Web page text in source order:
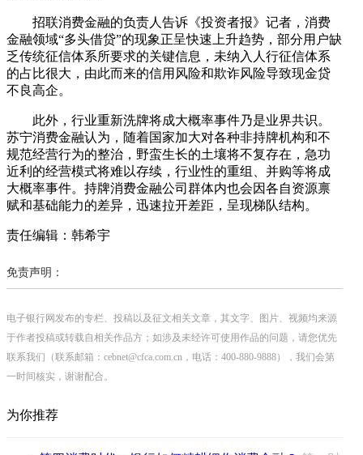
招联消费金融的负责人告诉《投资者报》记者，消费
金融领域“多头借贷”的现象正呈快速上升趋势，部分用户缺
乏传统征信体系所要求的关键信息，未纳入人行征信体系
的占比很大，由此而来的信用风险和欺诈风险导致现金贷
不良高企。
此外，行业重新洗牌将成大概率事件乃是业界共识。
苏宁消费金融认为，随着国家加大对各种非持牌机构和不
规范经营行为的整治，野蛮生长的土壤将不复存在，急功
近利的经营模式将难以存续，行业性的重组、并购等将成
大概率事件。持牌消费金融公司群体内也会因各自资源禀
赋和基础能力的差异，迅速拉开差距，呈现梯队结构。
责任编辑：韩希宇
免责声明：
电子银行网发布的专栏、投稿以及征文相关文章，其文字、图片、视频均来源
于作者投稿或转载自相关作品方；如涉及未经许可使用作品的问题，请您优先
联系我们（联系邮箱：cebnet@cfca.com.cn，电话：400-880-9888），我们会第
一时间核实，谢谢配合。
为你推荐